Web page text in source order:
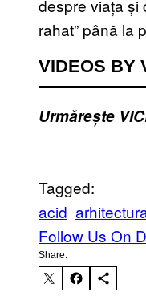
despre viața și
rahat” până la
VIDEOS BY
Urmărește
Tagged:
acid
Follow Us On
Share: